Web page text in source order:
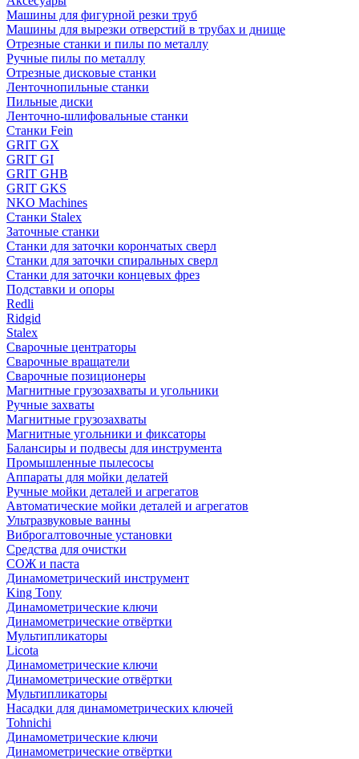
Машины для фигурной резки труб
Машины для вырезки отверстий в трубах и днище
Отрезные станки и пилы по металлу
Ручные пилы по металлу
Отрезные дисковые станки
Ленточнопильные станки
Пильные диски
Ленточно-шлифовальные станки
Станки Fein
GRIT GX
GRIT GI
GRIT GHB
GRIT GKS
NKO Machines
Станки Stalex
Заточные станки
Станки для заточки корончатых сверл
Станки для заточки спиральных сверл
Станки для заточки концевых фрез
Подставки и опоры
Redli
Ridgid
Stalex
Сварочные центраторы
Сварочные вращатели
Сварочные позиционеры
Магнитные грузозахваты и угольники
Ручные захваты
Магнитные грузозахваты
Магнитные угольники и фиксаторы
Балансиры и подвесы для инструмента
Промышленные пылесосы
Аппараты для мойки делатей
Ручные мойки деталей и агрегатов
Автоматические мойки деталей и агрегатов
Ультразвуковые ванны
Виброгалтовочные установки
Средства для очистки
СОЖ и паста
Динамометрический инструмент
King Tony
Динамометрические ключи
Динамометрические отвёртки
Мультипликаторы
Licota
Динамометрические ключи
Динамометрические отвёртки
Мультипликаторы
Насадки для динамометрических ключей
Tohnichi
Динамометрические ключи
Динамометрические отвёртки